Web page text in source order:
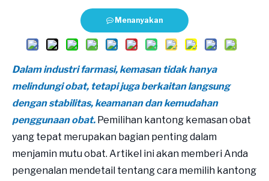
Menanyakan
Dalam industri farmasi, kemasan tidak hanya
melindungi obat, tetapi juga berkaitan langsung
dengan stabilitas, keamanan dan kemudahan
penggunaan obat. Pemilihan kantong kemasan obat
yang tepat merupakan bagian penting dalam
menjamin mutu obat. Artikel ini akan memberi Anda
pengenalan mendetail tentang cara memilih kantong